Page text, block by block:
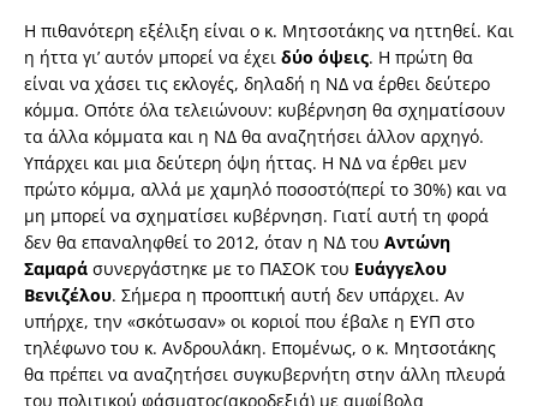
Η πιθανότερη εξέλιξη είναι ο κ. Μητσοτάκης να ηττηθεί. Και
η ήττα γι’ αυτόν μπορεί να έχει δύο όψεις. Η πρώτη θα
είναι να χάσει τις εκλογές, δηλαδή η ΝΔ να έρθει δεύτερο
κόμμα. Οπότε όλα τελειώνουν: κυβέρνηση θα σχηματίσουν
τα άλλα κόμματα και η ΝΔ θα αναζητήσει άλλον αρχηγό.
Υπάρχει και μια δεύτερη όψη ήττας. Η ΝΔ να έρθει μεν
πρώτο κόμμα, αλλά με χαμηλό ποσοστό(περί το 30%) και να
μη μπορεί να σχηματίσει κυβέρνηση. Γιατί αυτή τη φορά
δεν θα επαναληφθεί το 2012, όταν η ΝΔ του Αντώνη
Σαμαρά συνεργάστηκε με το ΠΑΣΟΚ του Ευάγγελου
Βενιζέλου. Σήμερα η προοπτική αυτή δεν υπάρχει. Αν
υπήρχε, την «σκότωσαν» οι κοριοί που έβαλε η ΕΥΠ στο
τηλέφωνο του κ. Ανδρουλάκη. Επομένως, ο κ. Μητσοτάκης
θα πρέπει να αναζητήσει συγκυβερνήτη στην άλλη πλευρά
του πολιτικού φάσματος(ακροδεξιά) με αμφίβολα